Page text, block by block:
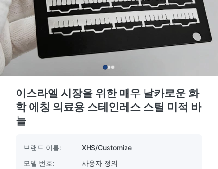
이스라엘 시장을 위한 매우 날카로운 화
학 에칭 의료용 스테인레스 스틸 미적 바
늘
브랜드 이름:
XHS/Customize
모델 번호:
사용자 정의